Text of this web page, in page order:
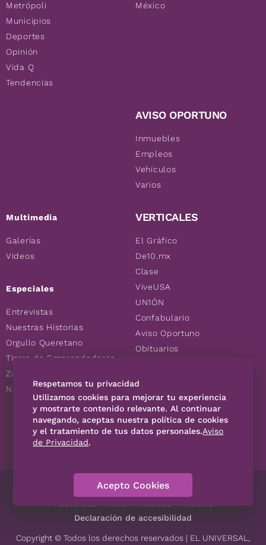
Metrópoli
Municipios
Deportes
Opinión
Vida Q
Tendencias
Multimedia
Galerías
Videos
Especiales
Entrevistas
Nuestras Historias
Orgullo Queretano
Tierra de Emprendedores
Zoociales
Nuevos Queretanos
México
AVISO OPORTUNO
Inmuebles
Empleos
Vehículos
Varios
VERTICALES
El Gráfico
De10.mx
Clase
ViveUSA
UN1ÓN
Confabulario
Aviso Oportuno
Obituarios
Consultas
SÍGUENOS
Contáctanos Código de Ética
Declaración de accesibilidad
Copyright © Todos los derechos reservados | EL UNIVERSAL,
Respetamos tu privacidad
Utilizamos cookies para mejorar tu experiencia
y mostrarte contenido relevante. Al continuar
navegando, aceptas nuestra política de cookies
y el tratamiento de tus datos personales.Aviso
de Privacidad.
Acepto Cookies